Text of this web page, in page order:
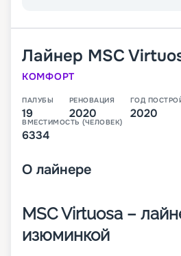
Лайнер MSC
КОМФОРТ
ПАЛУБЫ
19
РЕНОВАЦИЯ
2020
ГОД
2020
ВМЕСТИМОСТЬ (ЧЕЛОВЕК)
6334
О лайнере
MSC Virtuosa –
изюминкой